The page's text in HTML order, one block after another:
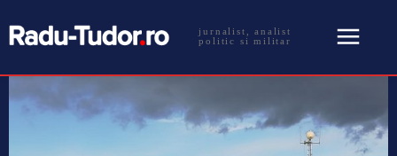
jurnalist, analist
politic si militar